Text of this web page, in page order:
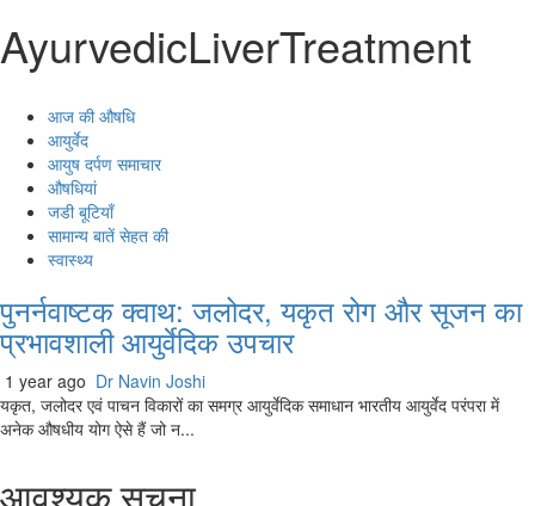
AyurvedicLiverTreatment
आज की औषधि
आयुर्वेद
आयुष दर्पण समाचार
औषधियां
जडी बूटियाँ
सामान्य बातें सेहत की
स्वास्थ्य
पुनर्नवाष्टक क्वाथ: जलोदर, यकृत रोग और सूजन का
प्रभावशाली आयुर्वेदिक उपचार
1 year ago Dr Navin Joshi
यकृत, जलोदर एवं पाचन विकारों का समग्र आयुर्वेदिक समाधान भारतीय आयुर्वेद परंपरा में
अनेक औषधीय योग ऐसे हैं जो न...